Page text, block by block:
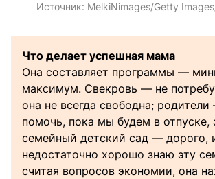
Источник: MelkiNimages/Getty
Что делает успешная мама
Она составляет программы —
максимум. Свекровь — не
она не всегда свободна;
помочь, пока мы будем в отпуске,
семейный детский сад — дорого,
недостаточно хорошо знаю эту
считая вопросов экономии, она